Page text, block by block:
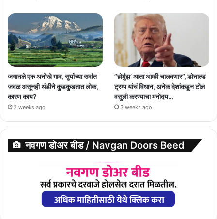
जगातले एक अनोखे गाव, सुर्याच्या सर्वात
जवळ असूनही थंडीने कुडकुडतात लोक,
कारण काय?
2 weeks ago
”होर्मुझ’ आता आम्ही चालवणार”, डोनाल्ड
ट्रम्प यांचं विधान, अनेक देशांकडून टोल
वसुली करण्याचा मनोदय…
3 weeks ago
नवगण डोअर बीड / Navgan Doors Beed